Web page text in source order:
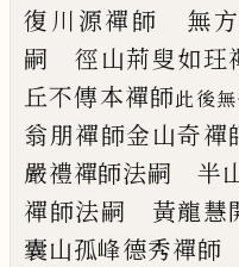
復川源禪師 無
嗣 徑山荊叟如
丘不傳本禪師此後
翁朋禪師金山奇禪
嚴禮禪師法嗣 半
禪師法嗣 黃龍慧
囊山孤峰德秀禪